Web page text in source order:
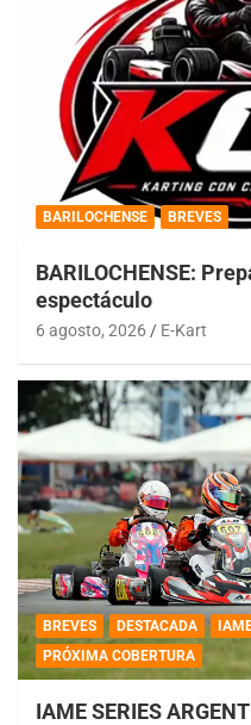
BARILOCHENSE BREVES
BARILOCHENSE:
espectáculo
6 agosto, 2026 E-Kart
BREVES DESTACADA
PRÓXIMA COBERTURA
IAME SERIES